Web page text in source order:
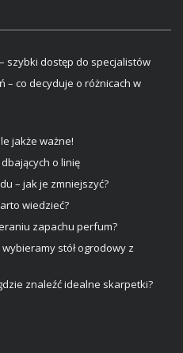
szybki dostęp do specjalistów
co decyduje o różnicach w
jakże ważne!
o linię
– jak je zmniejszyć?
wiedzieć?
zapachu perfum?
stół ogrodowy z
znaleźć idealne skarpetki?